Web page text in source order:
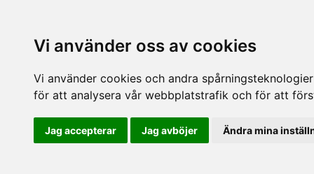
Vi använder oss av cookies
Vi använder cookies och andra
för att analysera vår webbplatstrafik och för att
Jag accepterar Jag avböjer Ändra mina